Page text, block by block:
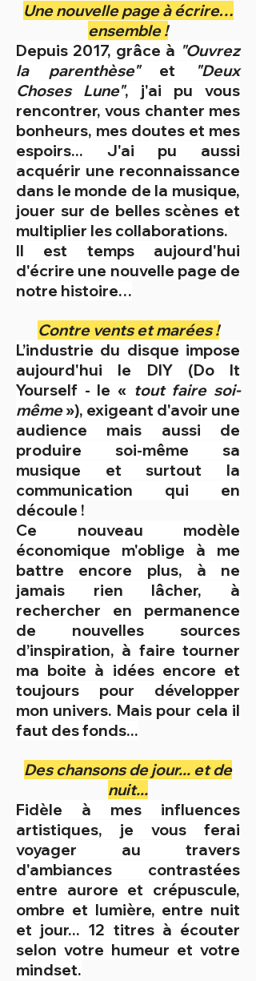
Une nouvelle page à écrire…
ensemble !
Depuis 2017, grâce à "Ouvrez
la parenthèse"et
"Deux
Choses Lune", j'ai pu vous
rencontrer, vous chanter mes
bonheurs, mes doutes et mes
espoirs... J'ai pu aussi
acquérir une reconnaissance
dans le monde de la musique,
jouer sur de belles scènes et
multiplier les collaborations.
Il est temps aujourd'hui
d'écrire une nouvelle page de
notre histoire…
Contre vents et marées !
L’industrie du disque impose
aujourd'hui le DIY (Do It
Yourself - le « tout faire soi-
même»), exigeant d'avoir une
audience mais aussi de
produire soi-même sa
musique et surtout la
communication qui en
découle !
Ce nouveau modèle
économique m'oblige à me
battre encore plus, à ne
jamais rien lâcher, à
rechercher en permanence
de nouvelles sources
d’inspiration, à faire tourner
ma boite à idées encore et
toujours pour développer
mon univers. Mais pour cela il
faut des fonds...
Des chansons de jour... et de
nuit...
Fidèle à mes influences
artistiques, je vous ferai
voyager au travers
d'ambiances contrastées
entre aurore et crépuscule,
ombre et lumière, entre nuit
et jour... 12 titres à écouter
selon votre humeur et votre
mindset.